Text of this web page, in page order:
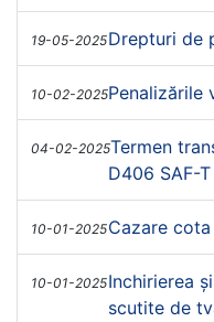
19-05-2025Drepturi de
10-02-2025Penalizările
04-02-2025Termen
D406 SAF-T
10-01-2025Cazare
10-01-2025Inchirierea
scutite de